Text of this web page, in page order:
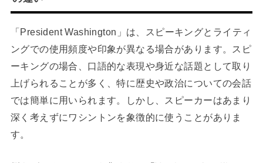
「President Washington」は、スピーキングとライティ
ングでの使用頻度や印象が異なる場合があります。スピ
ーキングの場合、口語的な表現や身近な話題として取り
上げられることが多く、特に歴史や政治についての会話
では簡単に用いられます。しかし、スピーカーはあまり
深く考えずにワシントンを象徴的に使うことがありま
す。